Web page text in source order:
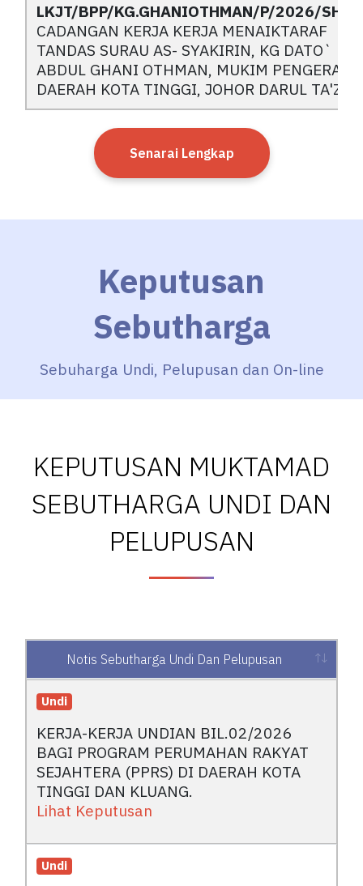
LKJT/BPP/KG.GHANIOTHMAN/P/2026/
CADANGAN KERJA KERJA MENAIKTARAF
TANDAS SURAU AS- SYAKIRIN, KG DATO`
ABDUL GHANI OTHMAN, MUKIM
DAERAH KOTA TINGGI, JOHOR DARUL
Senarai Lengkap
Keputusan
Sebutharga
Sebuharga Undi, Pelupusan dan On-line
KEPUTUSAN MUKTAMAD
SEBUTHARGA UNDI DAN
PELUPUSAN
Notis Sebutharga Undi Dan Pelupusan
Notis Sebutharga Undi Dan Pelupusan
Undi
KERJA-KERJA UNDIAN BIL.02/2026
BAGI PROGRAM PERUMAHAN RAKYAT
SEJAHTERA (PPRS) DI DAERAH KOTA
TINGGI DAN KLUANG.
Lihat Keputusan
Undi